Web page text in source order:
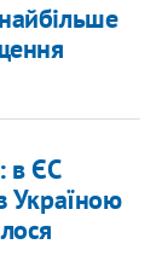
в ЄС
Україною